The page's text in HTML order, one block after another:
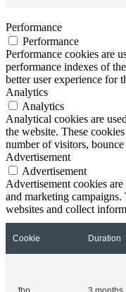
Performance
Performance
Performance cookies are
performance indexes of
better user experience for
Analytics
Analytics
Analytical cookies are
the website. These
number of visitors,
Advertisement
Advertisement
Advertisement cookies
and marketing
websites and collect
Cookie Duration